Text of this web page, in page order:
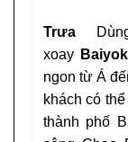
Trưa
xoay
ngon từ Á
khách có
thành phố